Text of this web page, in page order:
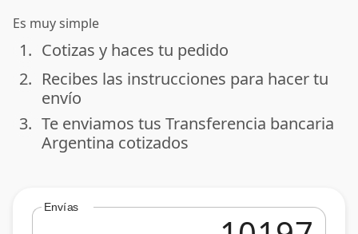
Es muy simple
done
1. Cotizas y haces tu pedido
done
2. Recibes las instrucciones para hacer tu
envío
done
3. Te enviamos tus Transferencia bancaria
Argentina cotizados
Envías